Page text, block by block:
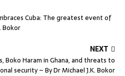
Cuba: The greatest event of
Bokor
NEXT
Boko Haram in Ghana, and threats to
security – By Dr Michael J.K. Bokor